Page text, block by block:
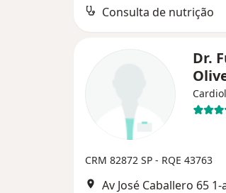
Consulta de nutrição
Dr.
CRM 82872 SP - RQE 43763